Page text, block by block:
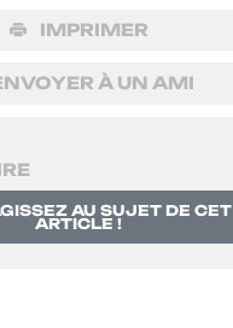
IMPRIMER
À UN AMI
AU SUJET DE CET
ARTICLE !